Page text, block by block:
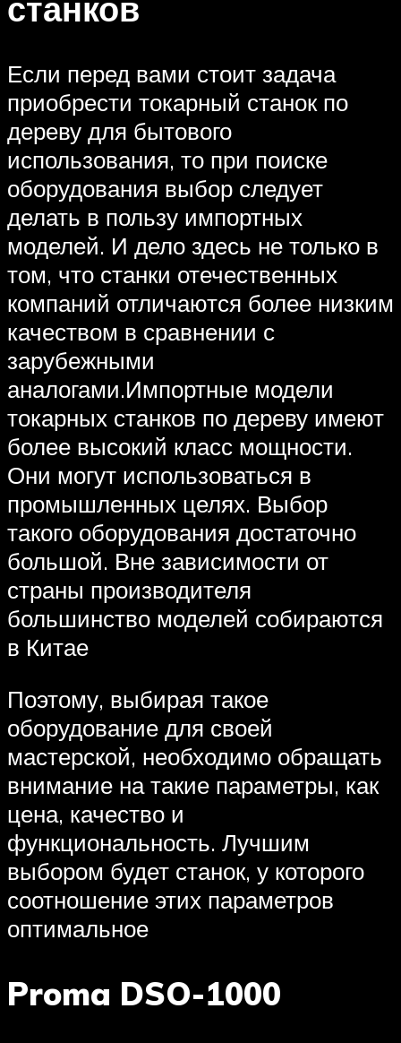
Если перед вами стоит задача
приобрести токарный станок по
дереву для бытового
использования, то при поиске
оборудования выбор следует
делать в пользу импортных
моделей. И дело здесь не только в
том, что станки отечественных
компаний отличаются более низким
качеством в сравнении с
зарубежными
аналогами.Импортные модели
токарных станков по дереву имеют
более высокий класс мощности.
Они могут использоваться в
промышленных целях. Выбор
такого оборудования достаточно
большой. Вне зависимости от
страны производителя
большинство моделей собираются
в Китае
Поэтому, выбирая такое
оборудование для своей
мастерской, необходимо обращать
внимание на такие параметры, как
цена, качество и
функциональность. Лучшим
выбором будет станок, у которого
соотношение этих параметров
оптимальное
Proma DSO-1000